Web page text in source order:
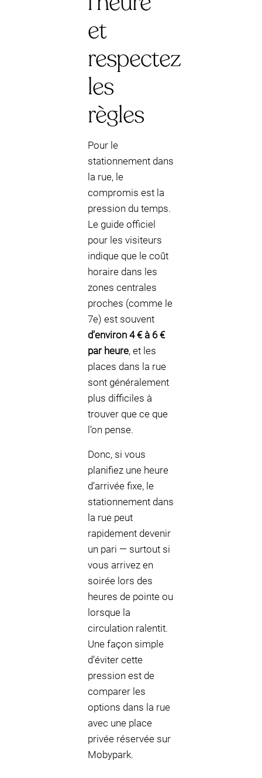
et
respectez
les
règles
Pour le
stationnement dans
la rue, le
compromis est la
pression du temps.
Le guide officiel
pour les visiteurs
indique que le coût
horaire dans les
zones centrales
proches (comme le
7e) est souvent
d’environ 4 € à 6 €
par heure, et les
places dans la rue
sont généralement
plus difficiles à
trouver que ce que
l’on pense.
Donc, si vous
planifiez une heure
d’arrivée fixe, le
stationnement dans
la rue peut
rapidement devenir
un pari — surtout si
vous arrivez en
soirée lors des
heures de pointe ou
lorsque la
circulation ralentit.
Une façon simple
d’éviter cette
pression est de
comparer les
options dans la rue
avec une place
privée réservée sur
Mobypark.